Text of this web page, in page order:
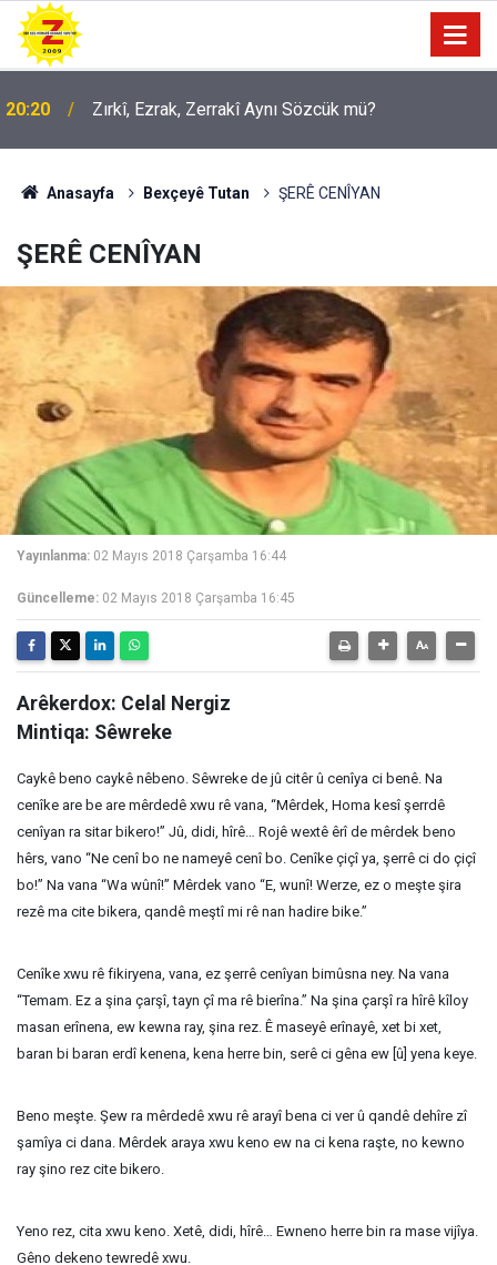
09:56 Ji Zilma Partîzanan Nimûneyeka Piçûk
Anasayfa Bexçeyê Tutan ŞERÊ CENÎYAN
ŞERÊ CENÎYAN
Yayınlanma: 02 Mayıs 2018 Çarşamba 16:44
Güncelleme: 02 Mayıs 2018 Çarşamba 16:45
Arêkerdox: Celal Nergiz
Mintiqa: Sêwreke
Caykê beno caykê nêbeno. Sêwreke de jû citêr û cenîya ci benê. Na
cenîke are be are mêrdedê xwu rê vana, “Mêrdek, Homa kesî şerrdê
cenîyan ra sitar bikero!” Jû, didi, hîrê… Rojê wextê êrî de mêrdek beno
hêrs, vano “Ne cenî bo ne nameyê cenî bo. Cenîke çiçî ya, şerrê ci do çiçî
bo!” Na vana “Wa wûnî!” Mêrdek vano “E, wunî! Werze, ez o meşte şira
rezê ma cite bikera, qandê meştî mi rê nan hadire bike.”
Cenîke xwu rê fikiryena, vana, ez şerrê cenîyan bimûsna ney. Na vana
“Temam. Ez a şina çarşî, tayn çî ma rê bierîna.” Na şina çarşî ra hîrê kîloy
masan erînena, ew kewna ray, şina rez. Ê maseyê erînayê, xet bi xet,
baran bi baran erdî kenena, kena herre bin, serê ci gêna ew [û] yena keye.
Beno meşte. Şew ra mêrdedê xwu rê arayî bena ci ver û qandê dehîre zî
şamîya ci dana. Mêrdek araya xwu keno ew na ci kena raşte, no kewno
ray şino rez cite bikero.
Yeno rez, cita xwu keno. Xetê, didi, hîrê… Ewneno herre bin ra mase vijîya.
Gêno dekeno tewredê xwu.